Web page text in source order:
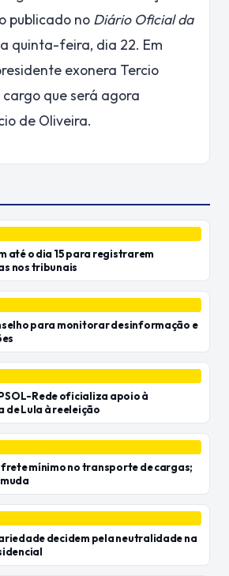
publicado no Diário Oficial da
quinta-feira, dia 22. Em
exonera Tercio
que será agora
de Oliveira.
até o dia 15 para registrarem
nos tribunais
para monitorar desinformação e
Rede oficializa apoio à
de Lula à reeleição
mínimo no transporte de cargas;
decidem pela neutralidade na